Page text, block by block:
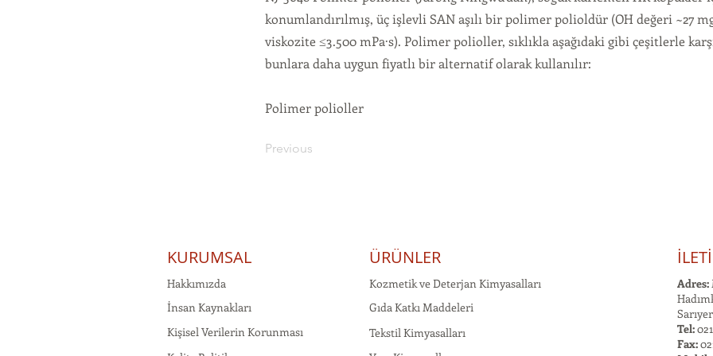
konumlandırılmış, üç işlevli SAN aşılı bir polimer polioldür (OH değeri ~27
viskozite ≤3.500 mPa·s). Polimer polioller, sıklıkla aşağıdaki gibi çeşitlerle
bunlara daha uygun fiyatlı bir alternatif olarak kullanılır:
Polimer polioller
Previous
KURUMSAL
Hakkımızda
İnsan Kaynakları
Kişisel Verilerin Korunması
ÜRÜNLER
Kozmetik ve Deterjan Kimyasalları
Gıda Katkı Maddeleri
Tekstil Kimyasalları
Adres:
Tel:
Fax: